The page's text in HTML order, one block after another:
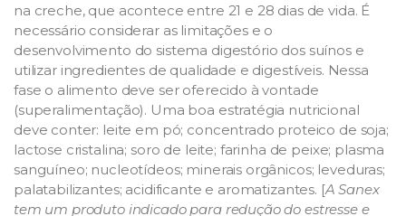
na creche, que acontece entre 21 e 28 dias de vida. É
necessário considerar as limitações e o
desenvolvimento do sistema digestório dos suínos e
utilizar ingredientes de qualidade e digestíveis. Nessa
fase o alimento deve ser oferecido à vontade
(superalimentação). Uma boa estratégia nutricional
deve conter: leite em pó; concentrado proteico de soja;
lactose cristalina; soro de leite; farinha de peixe; plasma
sanguíneo; nucleotídeos; minerais orgânicos; leveduras;
palatabilizantes; acidificante e aromatizantes. [A Sanex
tem um produto indicado para redução do estresse e